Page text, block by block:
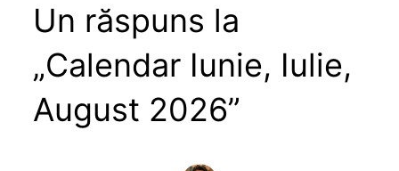
Un răspuns la
„Calendar Iunie, Iulie,
August 2026”